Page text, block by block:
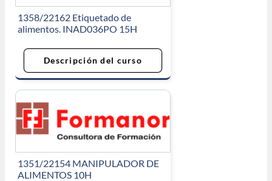
1358/22162 Etiquetado de
alimentos. INAD036PO 15H
Descripción del curso
1351/22154 MANIPULADOR DE
ALIMENTOS 10H